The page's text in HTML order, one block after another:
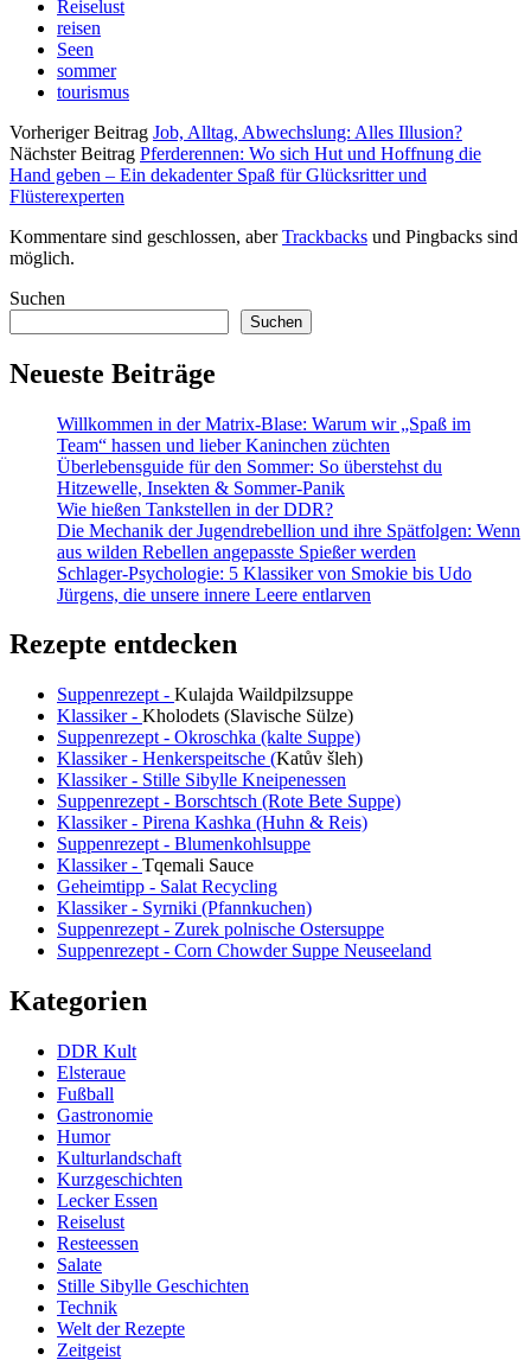
Reiselust
reisen
Seen
sommer
tourismus
Vorheriger Beitrag Job, Alltag, Abwechslung: Alles Illusion?
Nächster Beitrag Pferderennen: Wo sich Hut und Hoffnung die
Hand geben – Ein dekadenter Spaß für Glücksritter und
Flüsterexperten
Kommentare sind geschlossen, aberTrackbacks und Pingbacks sind
möglich.
Sidebar
Suchen
Suchen
Neueste Beiträge
Willkommen in der Matrix-Blase: Warum wir „Spaß im
Team“ hassen und lieber Kaninchen züchten
Überlebensguide für den Sommer: So überstehst du
Hitzewelle, Insekten & Sommer-Panik
Wie hießen Tankstellen in der DDR?
Die Mechanik der Jugendrebellion und ihre Spätfolgen: Wenn
aus wilden Rebellen angepasste Spießer werden
Schlager-Psychologie: 5 Klassiker von Smokie bis Udo
Jürgens, die unsere innere Leere entlarven
Rezepte entdecken
Suppenrezept - Kulajda Waildpilzsuppe
Klassiker - Kholodets (Slavische Sülze)
Suppenrezept - Okroschka (kalte Suppe)
Klassiker - Henkerspeitsche (Katův šleh)
Klassiker - Stille Sibylle Kneipenessen
Suppenrezept - Borschtsch (Rote Bete Suppe)
Klassiker - Pirena Kashka (Huhn & Reis)
Suppenrezept - Blumenkohlsuppe
Klassiker - Tqemali Sauce
Geheimtipp - Salat Recycling
Klassiker - Syrniki (Pfannkuchen)
Suppenrezept - Zurek polnische Ostersuppe
Suppenrezept - Corn Chowder Suppe Neuseeland
Kategorien
DDR Kult
Elsteraue
Fußball
Gastronomie
Humor
Kulturlandschaft
Kurzgeschichten
Lecker Essen
Reiselust
Resteessen
Salate
Stille Sibylle Geschichten
Technik
Welt der Rezepte
Zeitgeist